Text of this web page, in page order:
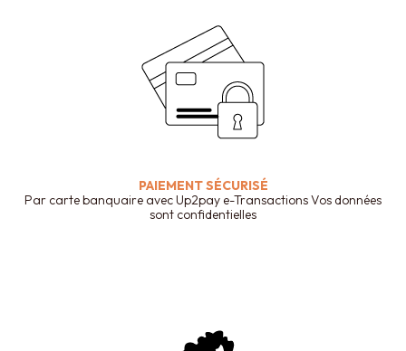
PAIEMENT SÉCURISÉ
Par carte banquaire avec Up2pay e-Transactions Vos données
sont confidentielles